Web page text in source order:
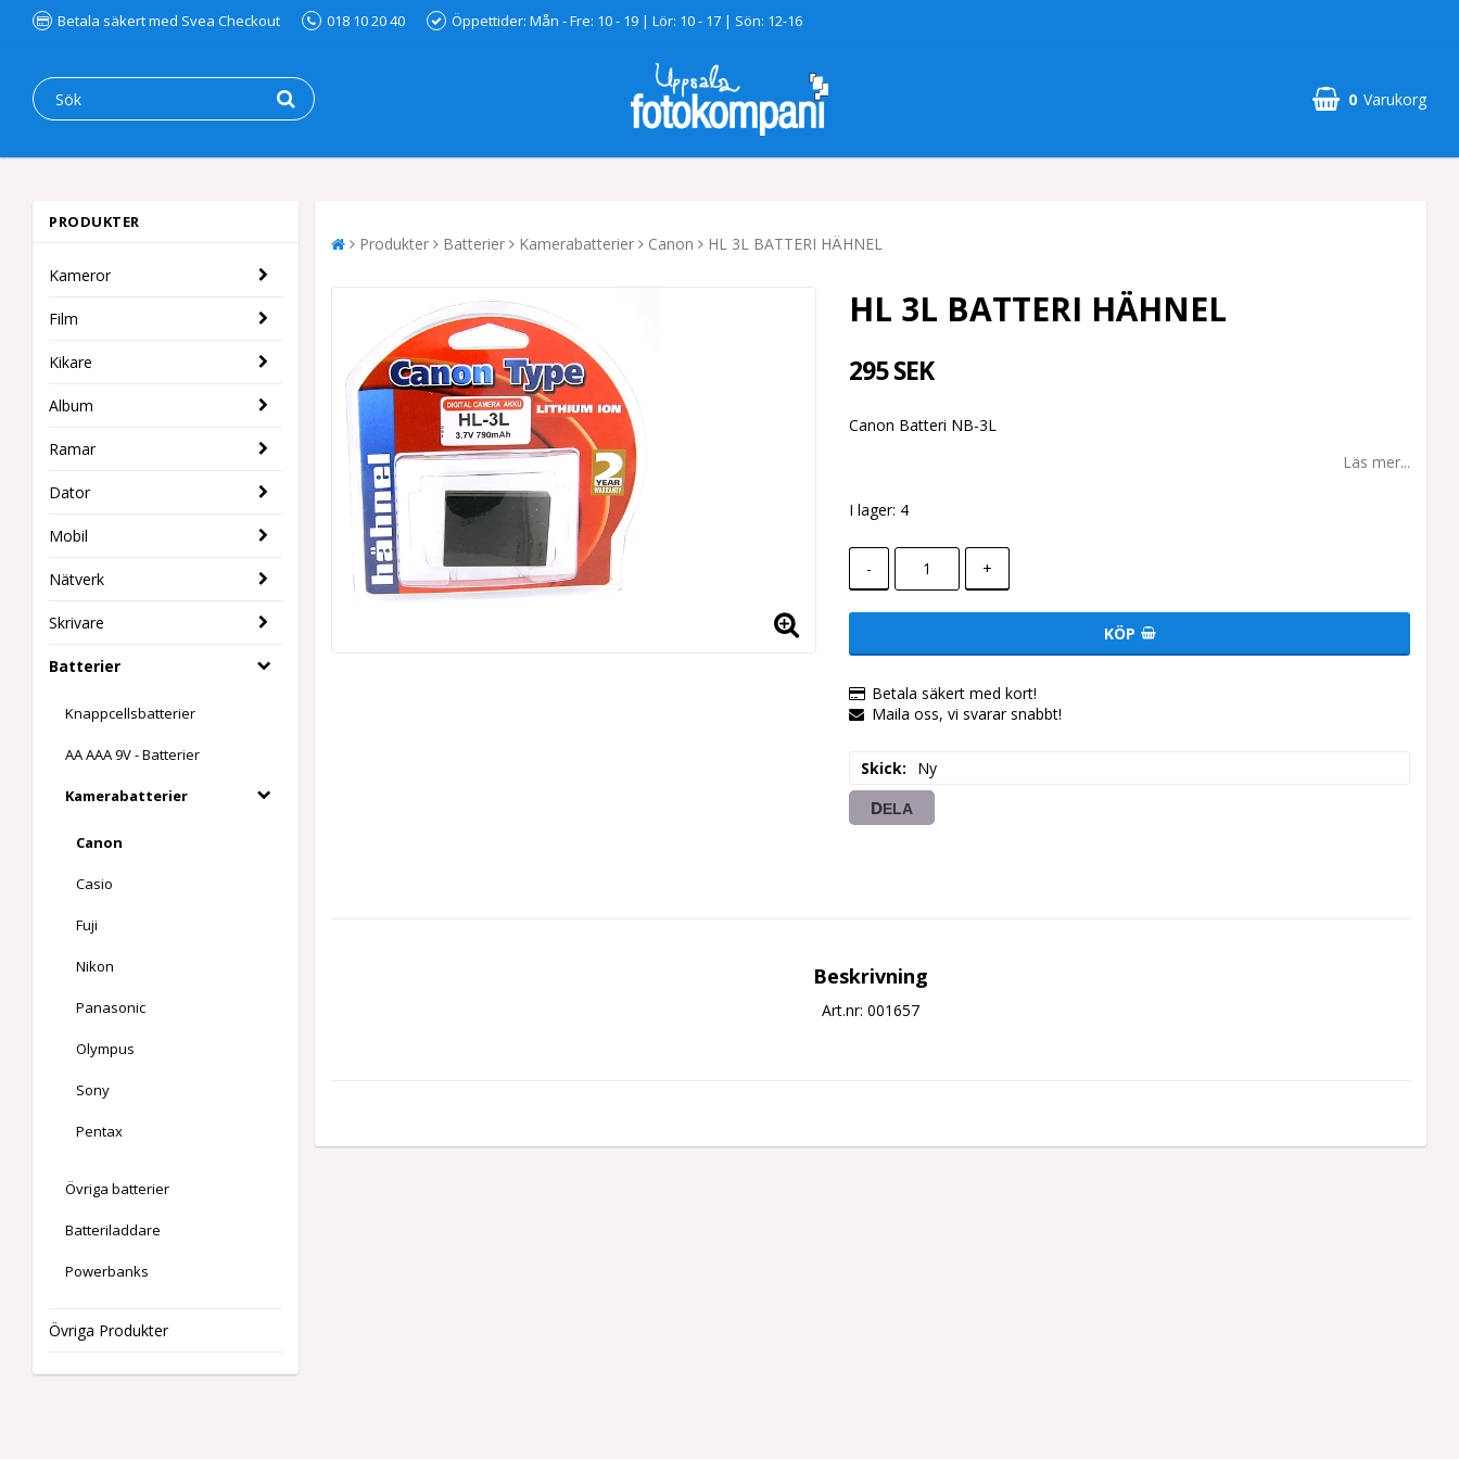
Betala säkert med Svea Checkout 018 10 20 40 Öppettider: Mån - Fre: 10 - 19 | Lör: 10 - 17 | Sön: 12-16
0 Varukorg
PRODUKTER
Kameror
Film
Kikare
Album
Ramar
Dator
Mobil
Nätverk
Skrivare
Batterier
Knappcellsbatterier
AA AAA 9V - Batterier
Kamerabatterier
Canon
Casio
Fuji
Nikon
Panasonic
Olympus
Sony
Pentax
Övriga batterier
Batteriladdare
Powerbanks
Övriga Produkter
Produkter Batterier Kamerabatterier Canon HL 3L BATTERI HÄHNEL
HL 3L BATTERI HÄHNEL
295 SEK
Canon Batteri NB-3L
Läs mer...
I lager: 4
- +
KÖP
Betala säkert med kort!
Maila oss, vi svarar snabbt!
Skick Ny
DELA
Beskrivning
Art.nr: 001657